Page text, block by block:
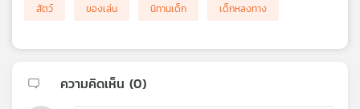
สัตว์
ของเล่น นิทานเด็ก เด็กหลงทาง
ความคิดเห็น (0)